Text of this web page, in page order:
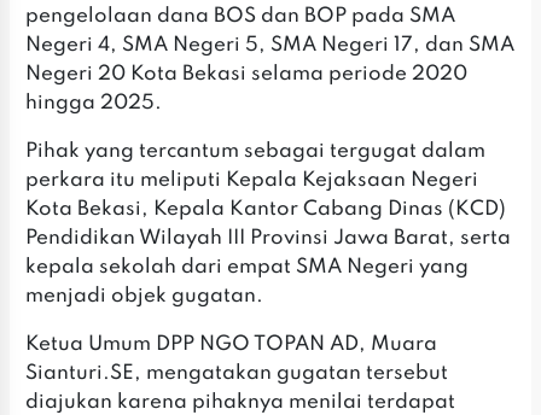
pengelolaan dana BOS dan BOP pada SMA
Negeri 4, SMA Negeri 5, SMA Negeri 17, dan SMA
Negeri 20 Kota Bekasi selama periode 2020
hingga 2025.
Pihak yang tercantum sebagai tergugat dalam
perkara itu meliputi Kepala Kejaksaan Negeri
Kota Bekasi, Kepala Kantor Cabang Dinas (KCD)
Pendidikan Wilayah III Provinsi Jawa Barat, serta
kepala sekolah dari empat SMA Negeri yang
menjadi objek gugatan.
Ketua Umum DPP NGO TOPAN AD, Muara
Sianturi.SE, mengatakan gugatan tersebut
diajukan karena pihaknya menilai terdapat